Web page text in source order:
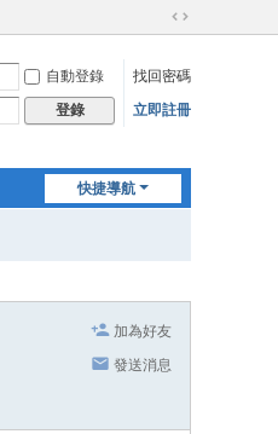
切
到
寬
自動登錄
找回密碼
登錄 立即註冊
快捷導航
加為好友
發送消息